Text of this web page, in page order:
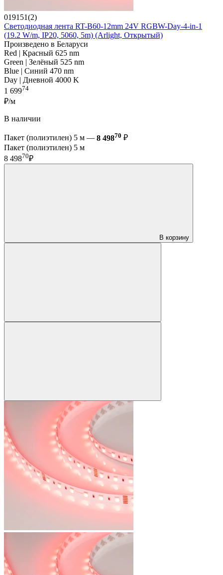
019151(2)
Светодиодная лента RT-B60-12mm 24V RGBW-Day-4-in-1
(19.2 W/m, IP20, 5060, 5m) (Arlight, Открытый)
Произведено в Беларуси
Red | Красный 625 nm
Green | Зелёный 525 nm
Blue | Синий 470 nm
Day | Дневной 4000 K
1 69974
₽/м
В наличии
Пакет (полиэтилен) 5 м — 8 49870 ₽
Пакет (полиэтилен) 5 м
8 49870₽
В корзину